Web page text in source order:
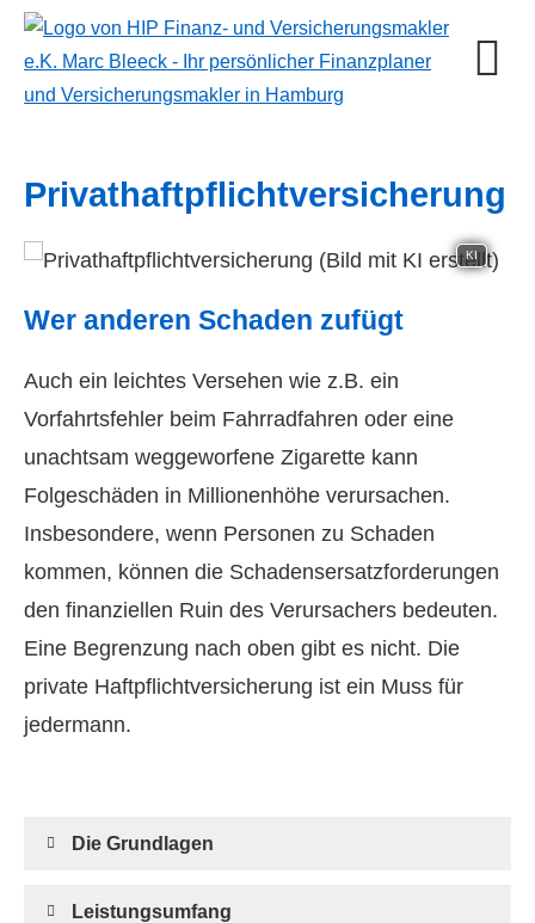
Privathaftpflichtversicherung
KI
Wer anderen Schaden zufügt
Auch ein leichtes Versehen wie z.B. ein
Vorfahrtsfehler beim Fahrradfahren oder eine
unachtsam weggeworfene Zigarette kann
Folgeschäden in Millionenhöhe verursachen.
Insbesondere, wenn Per­sonen zu Schaden
kommen, können die Schadensersatzforderungen
den finanziellen Ruin des Verursachers bedeuten.
Eine Begrenzung nach oben gibt es nicht. Die
private Haft­pflichtversicherung ist ein Muss für
jedermann.
Die Grundlagen
Leistungsumfang